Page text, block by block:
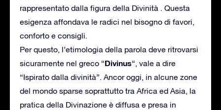
rappresentato dalla figura della Divinità . Questa
esigenza affondava le radici nel bisogno di favori,
conforto e consigli.
Per questo, l’etimologia della parola deve ritrovarsi
sicuramente nel greco “Divinus“, vale a dire
“Ispirato dalla divinità”. Ancor oggi, in alcune zone
del mondo sparse soprattutto tra Africa ed Asia, la
pratica della Divinazione è diffusa e presa in